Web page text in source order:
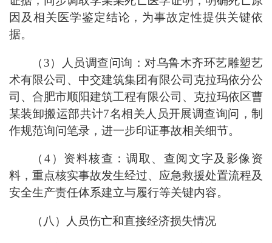
因及相关医学鉴定结论，为事故定性提供关键依
据。
（3）人员调查问询：对乌鲁木齐环艺雕塑艺
术有限公司、中交建筑集团有限公司克拉玛依分公
司、合肥市顺阳建筑工程有限公司、克拉玛依区曹
某装卸搬运部共计7名相关人员开展调查询问，制
作规范询问笔录，进一步印证事故相关细节。
（4）资料核查：调取、查阅文字及影像资
料，重点核实事故发生经过、应急救援处置流程及
安全生产责任体系建立与履行等关键内容。
（八）人员伤亡和直接经济损失情况